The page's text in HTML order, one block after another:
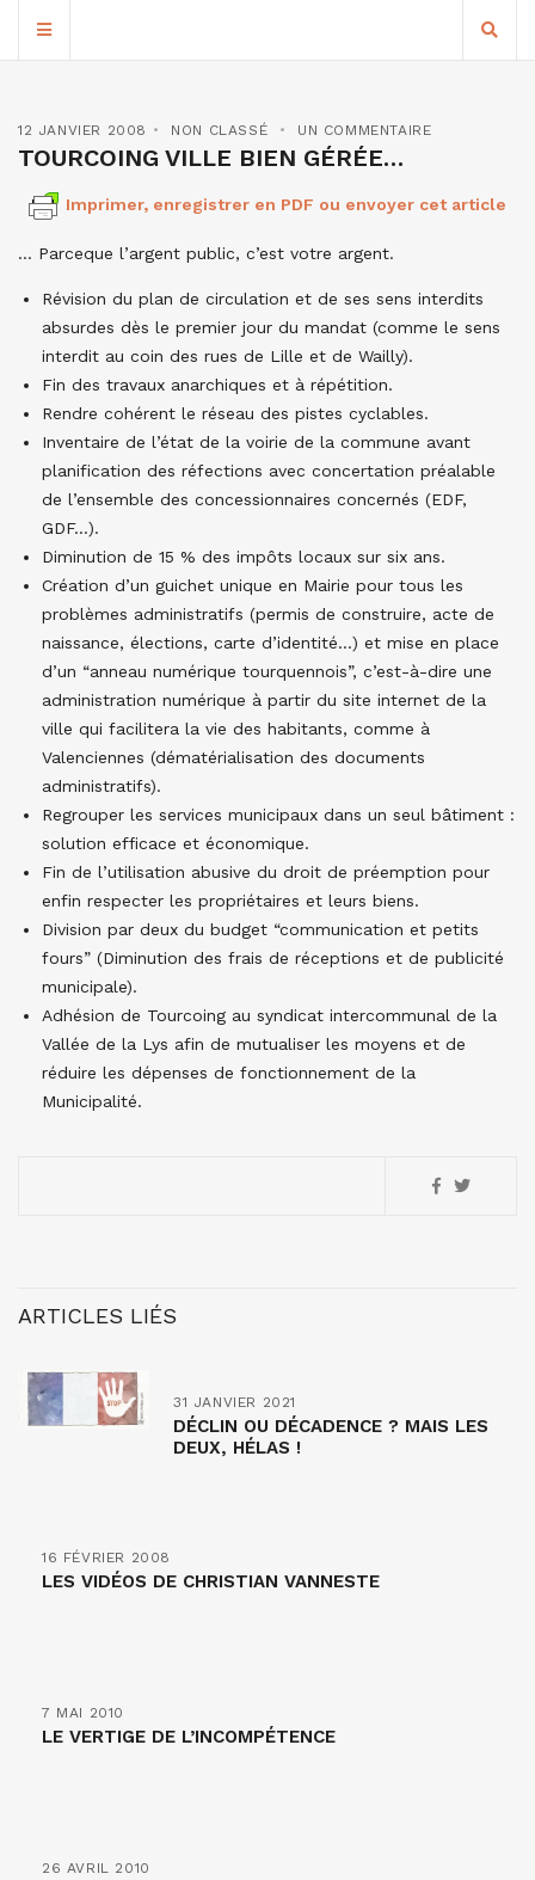
12 JANVIER 2008 NON CLASSÉ UN COMMENTAIRE
TOURCOING VILLE BIEN GÉRÉE…
Imprimer, enregistrer en PDF ou envoyer cet article
… Parceque l’argent public, c’est votre argent.
Révision du plan de circulation et de ses sens interdits
absurdes dès le premier jour du mandat (comme le sens
interdit au coin des rues de Lille et de Wailly).
Fin des travaux anarchiques et à répétition.
Rendre cohérent le réseau des pistes cyclables.
Inventaire de l’état de la voirie de la commune avant
planification des réfections avec concertation préalable
de l’ensemble des concessionnaires concernés (EDF,
GDF…).
Diminution de 15 % des impôts locaux sur six ans.
Création d’un guichet unique en Mairie pour tous les
problèmes administratifs (permis de construire, acte de
naissance, élections, carte d’identité…) et mise en place
d’un “anneau numérique tourquennois”, c’est-à-dire une
administration numé­rique à partir du site internet de la
ville qui facilitera la vie des habitants, comme à
Valenciennes (dématérialisation des documents
administratifs).
Regrouper les services municipaux dans un seul bâtiment :
solution efficace et économique.
Fin de l’utilisation abusive du droit de préemption pour
enfin respecter les propriétaires et leurs biens.
Division par deux du budget “communication et petits
fours” (Diminution des frais de réceptions et de publicité
municipale).
Adhésion de Tourcoing au syndicat intercommunal de la
Vallée de la Lys afin de mutualiser les moyens et de
réduire les dépenses de fonctionnement de la
Municipalité.
ARTICLES LIÉS
31 JANVIER 2021
DÉCLIN OU DÉCADENCE ? MAIS LES
DEUX, HÉLAS !
16 FÉVRIER 2008
LES VIDÉOS DE CHRISTIAN VANNESTE
7 MAI 2010
LE VERTIGE DE L’INCOMPÉTENCE
26 AVRIL 2010